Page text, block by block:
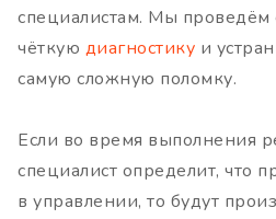
специалистам. Мы
чёткую диагностику и
самую сложную поломку.
Если во время выполнения
специалист определит, что
в управлении, то будут